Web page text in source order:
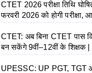
CTET 2026 परीक्षा तिथि
फरवरी 2026 को होगी परीक्षा,
CTET: अब बिना CTET पास
बन सकेंगे 9वीं–12वीं के शिक्षक |
UPESSC: UP PGT, TGT